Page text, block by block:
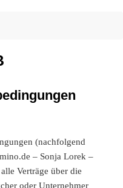
(nachfolgend
– Sonja Lorek –
Verträge über die
oder Unternehmer